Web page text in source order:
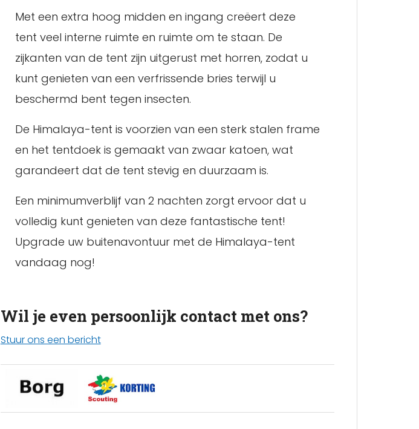
Met een extra hoog midden en ingang creëert deze
tent veel interne ruimte en ruimte om te staan. De
zijkanten van de tent zijn uitgerust met horren, zodat u
kunt genieten van een verfrissende bries terwijl u
beschermd bent tegen insecten.
De Himalaya-tent is voorzien van een sterk stalen frame
en het tentdoek is gemaakt van zwaar katoen, wat
garandeert dat de tent stevig en duurzaam is.
Een minimumverblijf van 2 nachten zorgt ervoor dat u
volledig kunt genieten van deze fantastische tent!
Upgrade uw buitenavontuur met de Himalaya-tent
vandaag nog!
Wil je even persoonlijk contact met ons?
Stuur ons een bericht